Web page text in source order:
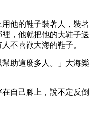
他的鞋子裝著人，裝著
，他就把他的大鞋子送
不喜歡大海的鞋子。
幫助這麼多人。」大海樂
自己腳上，說不定反倒